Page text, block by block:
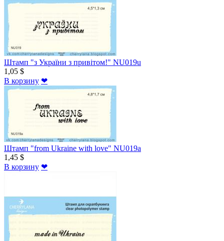
Штамп "з України з привітом!" NU019u
1,05 $
В корзину ❤
Штамп "from Ukraine with love" NU019a
1,45 $
В корзину ❤